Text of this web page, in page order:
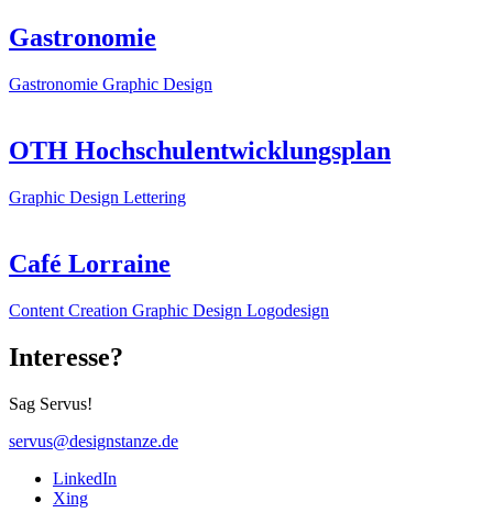
Gastronomie
Gastronomie Graphic Design
OTH Hochschulentwicklungsplan
Graphic Design Lettering
Café Lorraine
Content Creation Graphic Design Logodesign
Interesse?
Sag Servus!
servus@designstanze.de
LinkedIn
Xing